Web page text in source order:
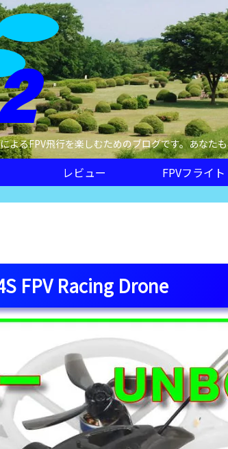
るFPV飛行を楽しむためのブログです。あなた
レビュー FPVフライト
FPV Racing Drone